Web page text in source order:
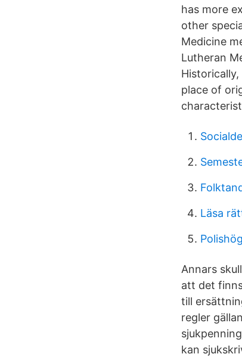
has more
other
Medicine
Lutheran
place of
Läsa
Annars
att det
till
regler
kan